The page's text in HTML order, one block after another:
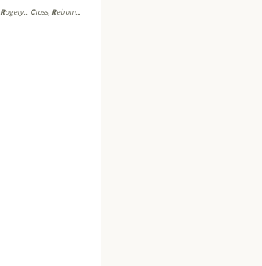
Rogery... Cross, Reborn...